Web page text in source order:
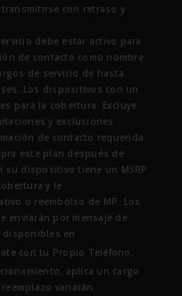
con retraso y
debe estar activo para
de contacto como nombre
de servicio de hasta
Los dispositivos con un
para la cobertura. Excluye
y exclusiones
de contacto requerida
este plan después de
su dispositivo tiene un MSRP
y le
o reembolso de MP. Los
enviarán por mensaje de
disponibles en
con tu Propio Teléfono:
aplica un cargo
variarán.